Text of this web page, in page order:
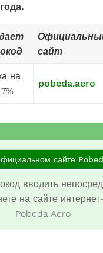
сайт
на
pobeda.aero
сайте
вводить
на сайте
Pobeda.Aero